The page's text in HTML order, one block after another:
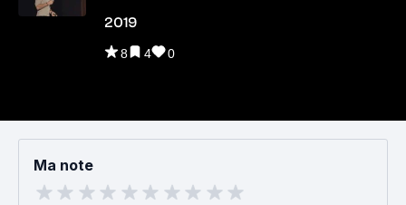
2019
8 4 0
Ma note